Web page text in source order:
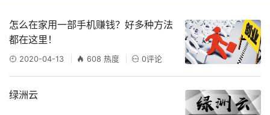
怎么在家用一部手机赚钱？好多种方法
都在这里！
2020-04-13 608 热度 0评论
绿洲云